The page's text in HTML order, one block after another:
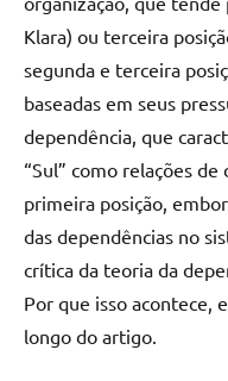
Klara) ou terceira
segunda e terceira
baseadas em seus
dependência, que
“Sul” como relações
primeira posição,
das dependências no
crítica da teoria da
Por que isso acontece,
longo do artigo.